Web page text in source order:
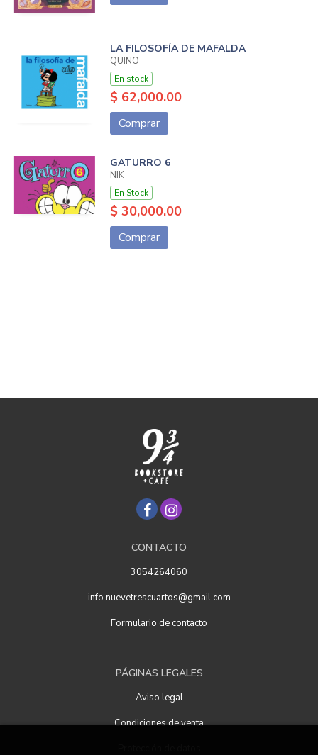
LA FILOSOFÍA DE MAFALDA
QUINO
En stock
$ 62,000.00
Comprar
GATURRO 6
NIK
En Stock
$ 30,000.00
Comprar
CONTACTO
3054264060
info.nuevetrescuartos@gmail.com
Formulario de contacto
PÁGINAS LEGALES
Aviso legal
Condiciones de venta